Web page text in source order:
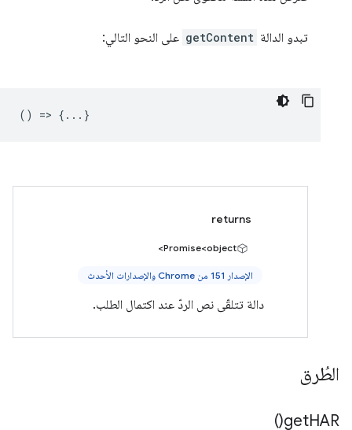
تبدو الدالة getContent على النحو التالي:
() => {...}
returns
Promise<object>
الإصدار 151 من Chrome والإصدارات الأحدث
دالة تتلقّى نص الردّ عند اكتمال الطلب.
الطُرق
getHAR(
)